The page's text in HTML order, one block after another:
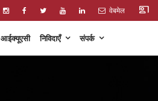
वेबमेल co_present
आईक्यूएसी निविदाएँ संपर्क